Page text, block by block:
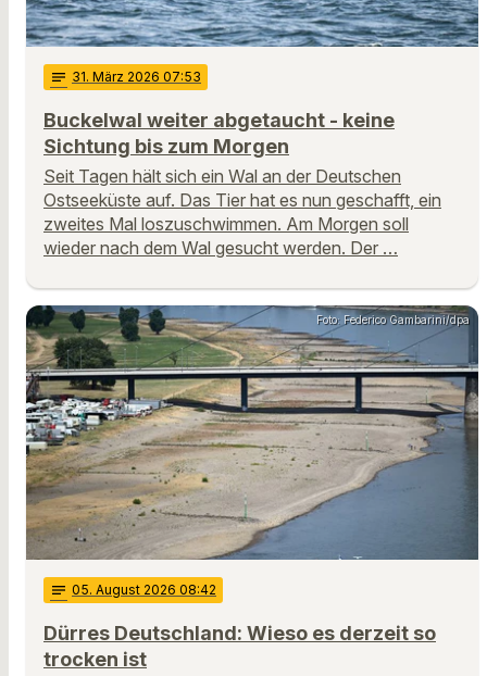
notes 31. März 2026 07:53
Buckelwal weiter abgetaucht - keine
Sichtung bis zum Morgen
Seit Tagen hält sich ein Wal an der Deutschen
Ostseeküste auf. Das Tier hat es nun geschafft, ein
zweites Mal loszuschwimmen. Am Morgen soll
wieder nach dem Wal gesucht werden. Der …
Foto: Federico Gambarini/dpa
notes 05. August 2026 08:42
Dürres Deutschland: Wieso es derzeit so
trocken ist